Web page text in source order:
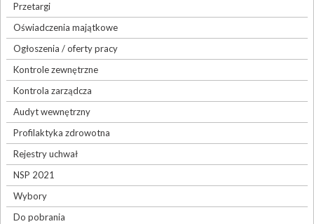
Przetargi
Oświadczenia majątkowe
Ogłoszenia / oferty pracy
Kontrole zewnętrzne
Kontrola zarządcza
Audyt wewnętrzny
Profilaktyka zdrowotna
Rejestry uchwał
NSP 2021
Wybory
Do pobrania